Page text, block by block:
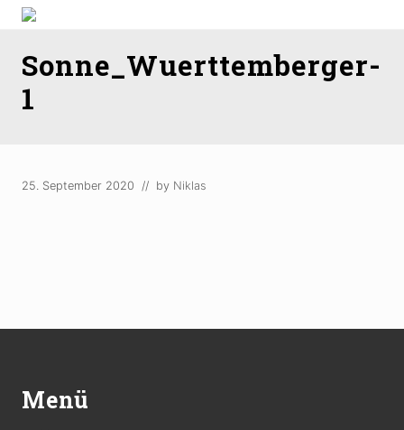
Menu
Skip
right
navigation
Zum
springen
Zur
springen
Sonne_Wuerttemberger-
1
25. September 2020 // by Niklas
Menü